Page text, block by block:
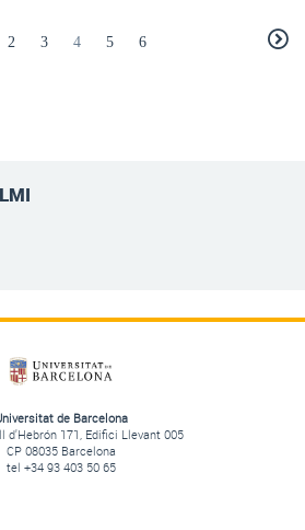
2 3 4 5 6
de Barcelona
d'Hebrón 171, Edifici Llevant 005
CP 08035 Barcelona
tel +34 93 403 50 65